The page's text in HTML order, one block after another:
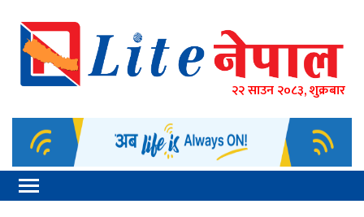
२२ साउन २०८३, शुक्रबार